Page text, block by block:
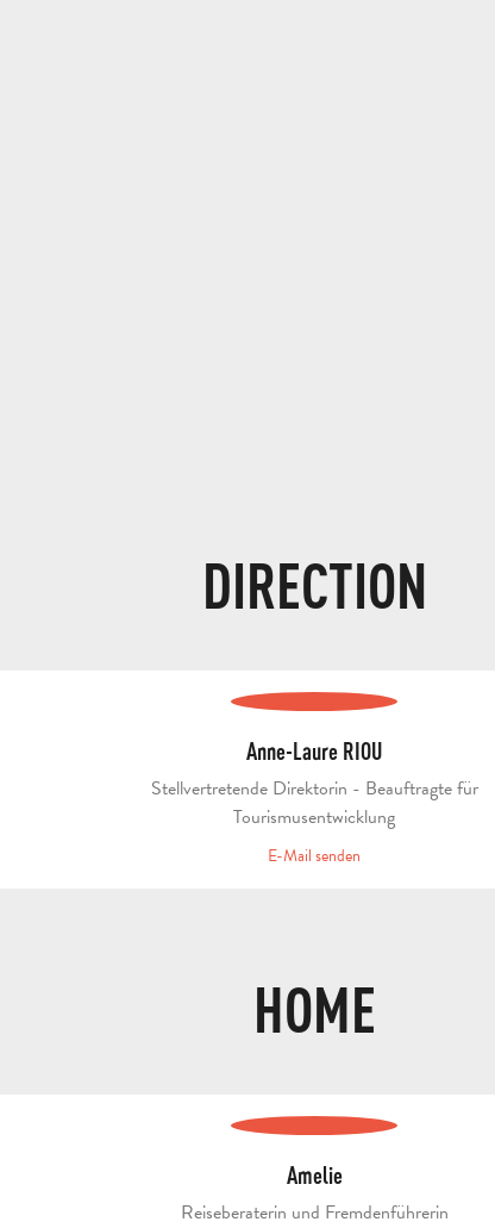
DIRECTION
Anne-Laure RIOU
Stellvertretende Direktorin - Beauftragte für
Tourismusentwicklung
E-Mail senden
HOME
Amelie
Reiseberaterin und Fremdenführerin